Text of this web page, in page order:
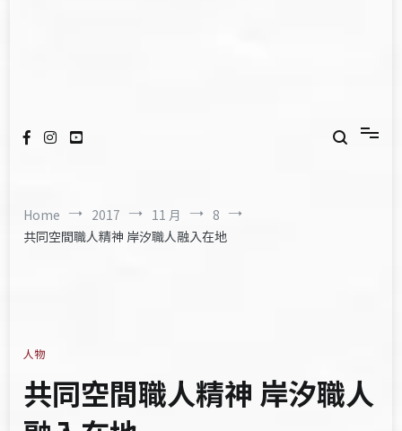
Home 2017 11 月
8
共同空間職人精神 岸汐職人融入在地
人物
共同空間職人精神 岸汐職人